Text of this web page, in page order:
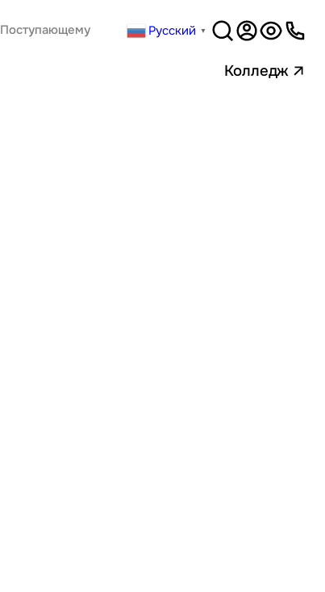
Поступающему Русский ▼
Версия
для
Колледж